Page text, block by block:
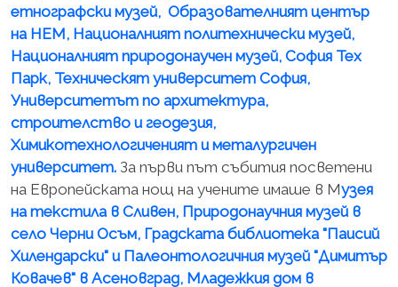
етнографски музей, Образователният център
на НЕМ, Националният политехнически музей,
Националният природонаучен музей, София Тех
Парк, Техническят университет София,
Университетът по архитектура,
строителство и геодезия,
Химикотехнологиченият и металургичен
университет. За първи път събития посветени
на Европейската нощ на учените имаше в Музея
на текстила в Сливен, Природонаучния музей в
село Черни Осъм, Градската библиотека "Паисий
Хилендарски" и Палеонтологичния музей "Димитър
Ковачев" в Асеновград, Младежкия дом в